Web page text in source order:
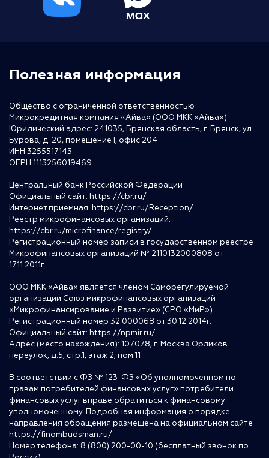
Полезная информация
Общество с ограниченной ответственностью
Микрокредитная компания «Айва» (ООО МКК «Айва»)
Юридический адрес: 241035, Брянская область, г. Брянск, ул.
Бурова, д. 20, помещение I, офис 204
ИНН 3255517143
ОГРН 1113256019469
Центральный банк Российской Федерации
Официальный сайт: https://cbr.ru/
Интернет приемная: https://cbr.ru/Reception/
Реестр микрофинансовых организаций:
https://cbr.ru/microfinance/registry/
Регистрационный номер записи в государственном реестре
Микрофинансовых организаций № 2110132000808 от
17.11.2011г.
ООО МКК «Айва» является членом Саморегулируемой
организации Союз микрофинансовых организаций
«Микрофинансирование и Развитие» (СРО «МиР»)
Регистрационный номер 32 000068 от 30.12.2014г.
Официальный сайт: https://npmir.ru/
Адрес (место нахождения): 107078, г. Москва Орликов
переулок, д.5, стр.1, этаж 2, пом.11
В соответствии с ФЗ № 123-ФЗ «Об уполномоченном по
правам потребителей финансовых услуг» потребители
финансовых услуг вправе обратиться к финансовому
уполномоченному. Подробная информация о порядке
направления обращения размещена на официальном сайте
https://finombudsman.ru/
Номер телефона: 8 (800) 200-00-10 (бесплатный звонок по